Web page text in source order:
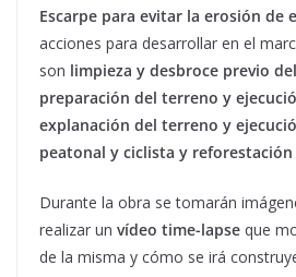
Escarpe para evitar la erosión de
acciones para desarrollar en el
son limpieza y desbroce previo
preparación del terreno y
explanación del terreno y
peatonal y ciclista y
Durante la obra se tomarán
realizar un vídeo time-lapse que
de la misma y cómo se irá